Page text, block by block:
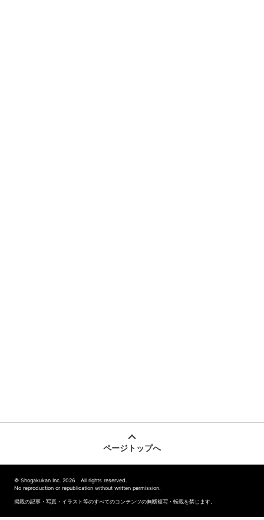
ページトップへ
© Shogakukan Inc. 2026 All rights reserved.
No reproduction or republication without written permission.
掲載の記事・写真・イラスト等のすべてのコンテンツの無断複写・転載を禁じます。